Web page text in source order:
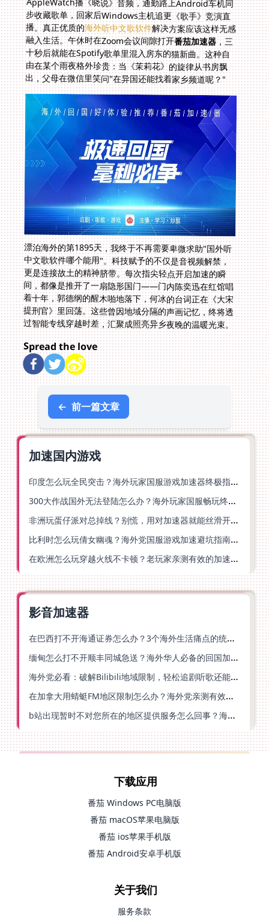
播。真正优质的海外听中文歌软件解决方案应该这样无感
融入生活。午休时在Zoom会议间隙打开番茄加速器，三
十秒后就能在Spotify歌单里混入房东的猫新曲。这种自
由在某个雨夜格外珍贵：当《茉莉花》的旋律从书房飘
出，父母在微信里笑问"在异国还能找着家乡频道呢？"
漂泊海外的第1895天，我终于不再需要卑微求助"国外听
中文歌软件哪个能用"。科技赋予的不仅是音视频解禁，
更是连接故土的精神脐带。每次指尖轻点开启加速的瞬
间，都像是推开了一扇隐形国门——门内陈奕迅在红馆唱
着十年，郭德纲的醒木啪地落下，何冰的台词正在《大宋
提刑官》里回荡。这些曾因地域分隔的声画记忆，终将透
过智能专线穿越时差，汇聚成照亮异乡夜晚的温暖光束。
Spread the love
← 前一篇文章
加速国内游戏
印度怎么玩全民突击？海外玩家国服游戏加速器终极指南（附原神延迟优化+精灵之境加速器选择）
300大作战国外无法登陆怎么办？海外玩家国服畅玩终极指南（附实测推荐）
非洲玩蛋仔派对总掉线？别慌，用对加速器就能丝滑开跑！
比利时怎么玩倩女幽魂？海外党国服游戏加速避坑指南（附实测推荐）
在欧洲怎么玩穿越火线不卡顿？老玩家亲测有效的加速器选择指南
影音加速器
在巴西打不开海通证券怎么办？3个海外生活痛点的统一解决方案
缅甸怎么打不开顺丰同城急送？海外华人必备的回国加速指南（附B站会员游戏解决方案）
海外党必看：破解Bilibili地域限制，轻松追剧听歌还能流畅理财的实用指南
在加拿大用蜻蜓FM地区限制怎么办？海外党亲测有效的回国加速方案
b站出现暂时不对您所在的地区提供服务怎么回事？海外党亲测有效的回国加速方案
下载应用
番茄 Windows PC电脑版
番茄 macOS苹果电脑版
番茄 ios苹果手机版
番茄 Android安卓手机版
关于我们
服务条款